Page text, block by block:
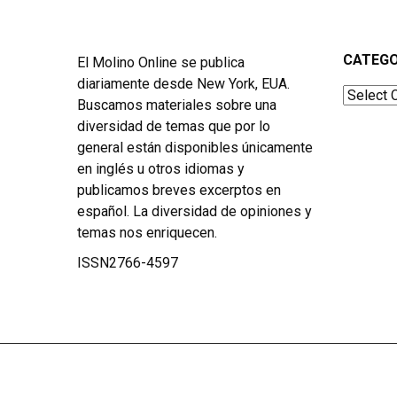
El Molino Online se publica
diariamente desde New York, EUA.
Buscamos materiales sobre una
diversidad de temas que por lo
general están disponibles únicamente
en inglés u otros idiomas y
publicamos breves excerptos en
español. La diversidad de opiniones y
temas nos enriquecen.
ISSN2766-4597